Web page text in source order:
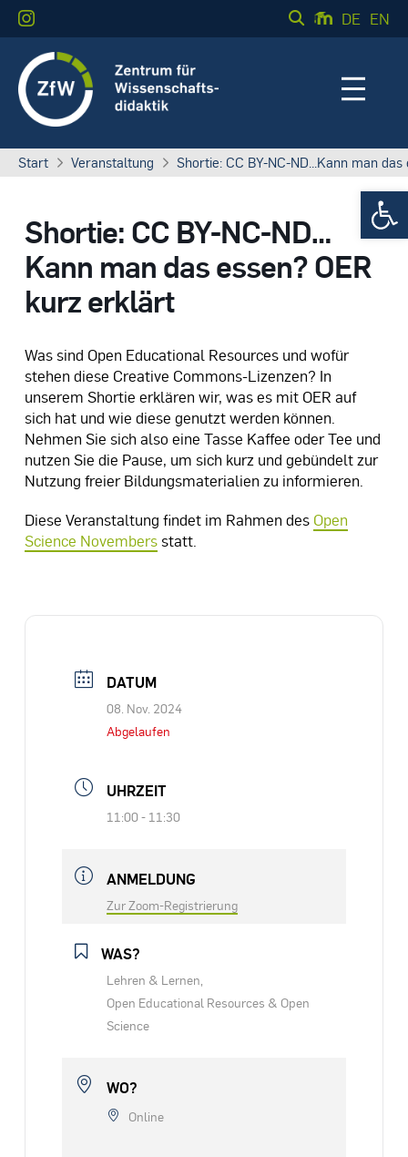
DE EN
Start Veranstaltung Shortie: CC BY-NC-ND...Kann man
Shortie: CC BY-NC-ND…
Kann man das essen? OER
kurz erklärt
Was sind Open Educational Resources und wofür
stehen diese Creative Commons-Lizenzen? In
unserem Shortie erklären wir, was es mit OER auf
sich hat und wie diese genutzt werden können.
Nehmen Sie sich also eine Tasse Kaffee oder Tee und
nutzen Sie die Pause, um sich kurz und gebündelt zur
Nutzung freier Bildungsmaterialien zu informieren.
Diese Veranstaltung findet im Rahmen des Open
Science Novembersstatt.
DATUM
08. Nov. 2024
Abgelaufen
UHRZEIT
11:00 - 11:30
ANMELDUNG
Zur Zoom-Registrierung
WAS?
Lehren & Lernen,
Open Educational Resources & Open
Science
WO?
Online